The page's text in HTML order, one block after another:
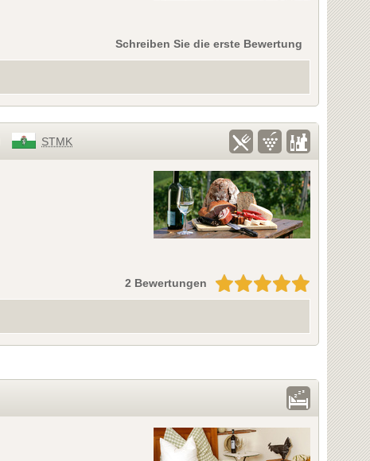
Schreiben Sie die erste Bewertung
STMK
2 Bewertungen